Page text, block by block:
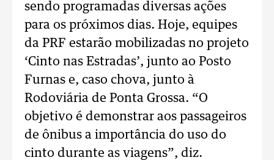
sendo programadas diversas ações
para os próximos dias. Hoje, equipes
da PRF estarão mobilizadas no projeto
‘Cinto nas Estradas’, junto ao Posto
Furnas e, caso chova, junto à
Rodoviária de Ponta Grossa. “O
objetivo é demonstrar aos passageiros
de ônibus a importância do uso do
cinto durante as viagens”, diz.